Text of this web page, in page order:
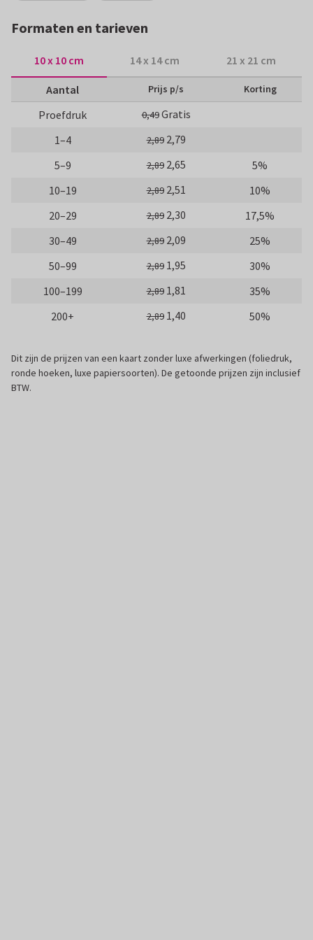
Formaten en tarieven
10 x 10 cm 14 x 14 cm 21 x 21 cm
Aantal Prijs p/s Korting
Proefdruk 0,49Gratis
1–4
2,89 2,79
5–9
2,89 2,65
5%
10–19
2,89 2,51
10%
20–29
2,89 2,30
17,5%
30–49
2,89 2,09
25%
50–99
2,89 1,95
30%
100–199
2,89 1,81
35%
200+
2,89 1,40 50%
Dit zijn de prijzen van een kaart zonder luxe afwerkingen (foliedruk,
ronde hoeken, luxe papiersoorten). De getoonde prijzen zijn inclusief
BTW.